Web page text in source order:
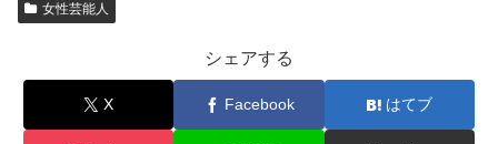
女性芸能人
シェアする
X Facebook はてブ